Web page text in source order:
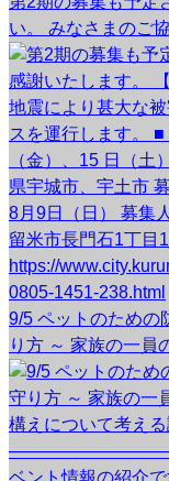
い。 みなさまのご
9/5 ペットのための
り方 ～ 家族の一員